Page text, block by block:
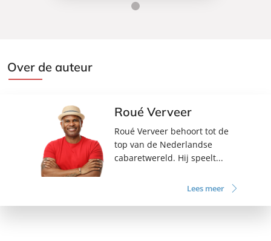
Over de auteur
Roué Verveer
Roué Verveer behoort tot de
top van de Nederlandse
cabaretwereld. Hij speelt...
Lees meer